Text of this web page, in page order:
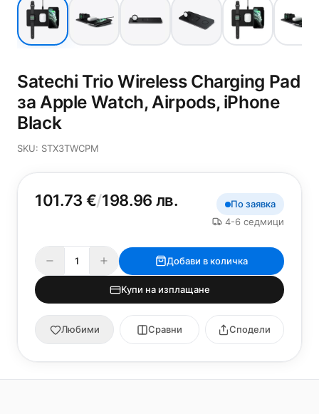
Satechi Trio Wireless Charging Pad
за Apple Watch, Airpods, iPhone
Black
SKU: STX3TWCPM
101.73 €/198.96 лв.
По заявка
4-6 седмици
Добави в количка
Купи на изплащане
Любими Сравни Сподели